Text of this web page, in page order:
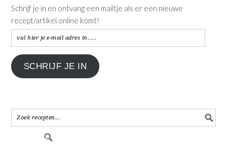
Schrijf je in en ontvang een mailtje als er een nieuwe
recept/artikel online komt!
vul
hier
je
e-
in.....
SCHRIJF JE IN